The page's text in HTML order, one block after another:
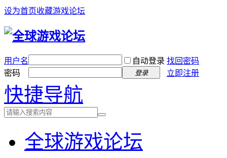
设为首页收藏游戏论坛
用户名 自动登录 找回密码
密码
登录 立即注册
快捷导航
全球游戏论坛